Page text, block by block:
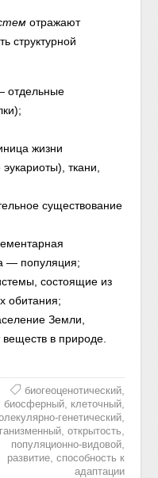
отражают
структурной
отдельные
жизни
ткани,
существование
— популяция;
состоящие из
обитания;
Земли,
в природе.
биогеоценотический,
биосферный, клеточный,
генетический,
, открытость
популяционно-видовой,
развитие, способность к
адаптации